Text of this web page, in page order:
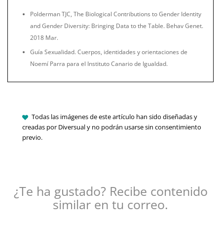
Polderman TJC, The Biological Contributions to Gender Identity
and Gender Diversity: Bringing Data to the Table. Behav Genet.
2018 Mar.
Guía Sexualidad. Cuerpos, identidades y orientaciones de
Noemí Parra para el Instituto Canario de Igualdad.
Todas las imágenes de este artículo han sido diseñadas y
creadas por Diversual y no podrán usarse sin consentimiento
previo.
¿Te ha gustado? Recibe contenido
similar en tu correo.